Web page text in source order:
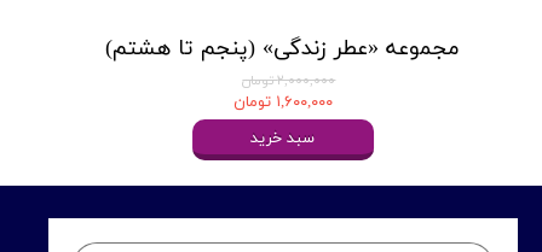
مجموعه «عطر زندگی» (پنجم تا هشتم)
۲,۰۰۰,۰۰۰ تومان
۱,۶۰۰,۰۰۰ تومان
سبد خرید